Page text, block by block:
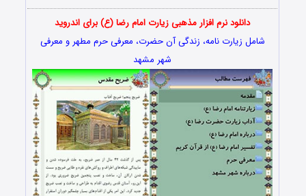
دانلود نرم افزار مذهبی زیارت امام رضا (ع) برای اندروید
شامل زیارت نامه، زندگی آن حضرت، معرفی حرم مطهر و معرفی
شهر مشهد